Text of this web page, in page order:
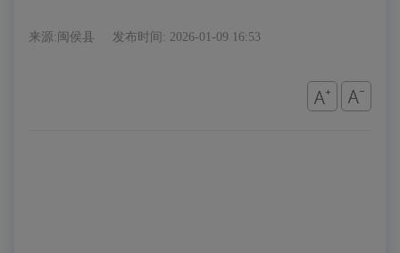
来源:闽侯县 发布时间: 2026-01-09 16:53